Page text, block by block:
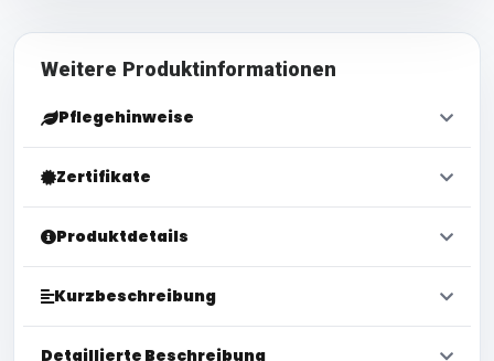
Weitere Produktinformationen
Pflegehinweise
Zertifikate
Produktdetails
Kurzbeschreibung
Detaillierte Beschreibung